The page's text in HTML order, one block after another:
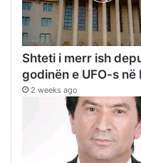
Shteti i merr ish
godinën e UFO-s në
2 weeks ago